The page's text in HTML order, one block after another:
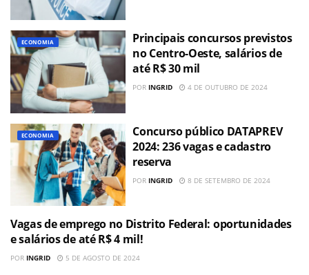
ECONOMIA
Principais concursos previstos
no Centro-Oeste, salários de
até R$ 30 mil
POR INGRID 4 DE OUTUBRO DE 2024
ECONOMIA
Concurso público DATAPREV
2024: 236 vagas e cadastro
reserva
POR INGRID 8 DE SETEMBRO DE 2024
ECONOMIA
Vagas de emprego no Distrito Federal: oportunidades
e salários de até R$ 4 mil!
POR INGRID 5 DE AGOSTO DE 2024